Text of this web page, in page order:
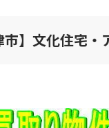
市】文化住宅